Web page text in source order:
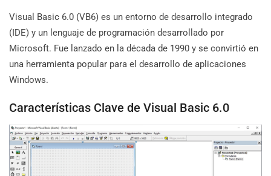
Visual Basic 6.0 (VB6) es un entorno de desarrollo integrado
(IDE) y un lenguaje de programación desarrollado por
Microsoft. Fue lanzado en la década de 1990 y se convirtió en
una herramienta popular para el desarrollo de aplicaciones
Windows.
Características Clave de Visual Basic 6.0